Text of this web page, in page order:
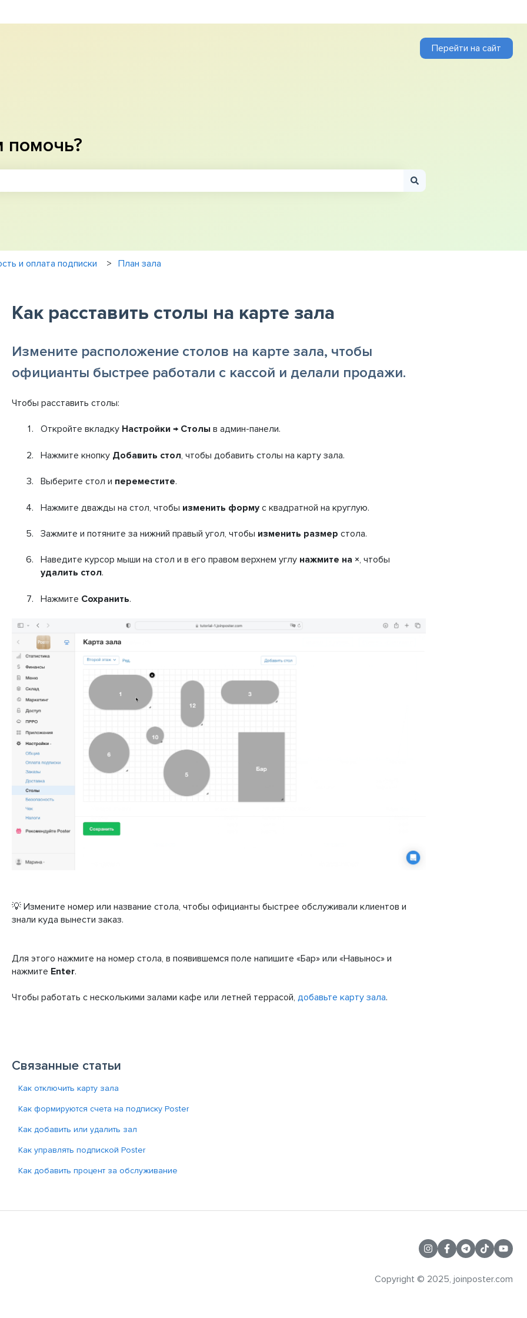
Перейти на сайт
и оплата подписки План зала
Как расставить столы на карте зала
Измените расположение столов на карте зала, чтобы
официанты быстрее работали с кассой и делали продажи.
Чтобы расставить столы:
Откройте вкладку Настройки→ Столы в админ-панели.
Нажмите кнопку Добавить стол, чтобы добавить столы на карту зала.
Выберите стол и переместите.
Нажмите дважды на стол, чтобы изменить формус квадратной на круглую.
Зажмите и потяните за нижний правый угол, чтобы изменить размер стола.
Наведите курсор мыши на стол и в его правом верхнем углу нажмите на ×, чтобы
удалить стол.
Нажмите Сохранить.
💡 Измените номер или название стола, чтобы официанты быстрее обслуживали клиентов и
знали куда вынести заказ.
Для этого нажмите на номер стола, в появившемся поле напишите «Бар» или «Навынос» и
нажмите Enter.
Чтобы работать с несколькими залами кафе или летней террасой, добавьте карту зала.
Связанные статьи
Как отключить карту зала
Как формируются счета на подписку Poster
Как добавить или удалить зал
Как управлять подпиской Poster
Как добавить процент за обслуживание
Copyright © 2025, joinposter.com